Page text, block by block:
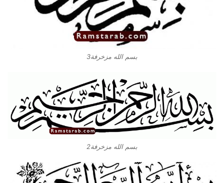
بسم الله مزخرفة3
بسم الله مزخرفة2